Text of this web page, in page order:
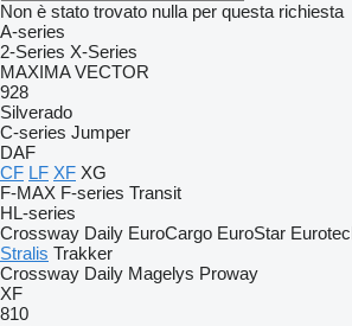
Non è stato trovato nulla per questa richiesta
A-series
2-Series X-Series
MAXIMA VECTOR
928
Silverado
C-series Jumper
DAF
CF LF XF XG
F-MAX F-series Transit
HL-series
Crossway Daily EuroCargo EuroStar
Stralis Trakker
Crossway Daily Magelys Proway
XF
810